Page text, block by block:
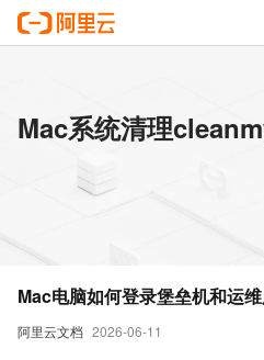
Mac系统清理
阿里云文档 2026-06-11
Mac电脑如何登录堡垒机和运